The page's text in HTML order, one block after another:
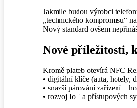
Jakmile budou výrobci
„technického kompromisu“
Nový standard ovšem
Nové příležitosti,
Kromě plateb otevírá NFC
• digitální klíče (auta, hotely,
• snazší párování zařízení –
• rozvoj IoT a přístupových